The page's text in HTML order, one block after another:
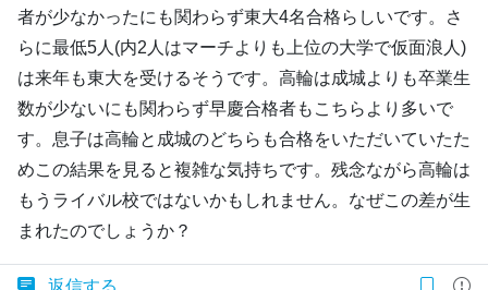
者が少なかったにも関わらず東大4名合格らしいです。さ
らに最低5人(内2人はマーチよりも上位の大学で仮面浪人)
は来年も東大を受けるそうです。高輪は成城よりも卒業生
数が少ないにも関わらず早慶合格者もこちらより多いで
す。息子は高輪と成城のどちらも合格をいただいていたた
めこの結果を見ると複雑な気持ちです。残念ながら高輪は
もうライバル校ではないかもしれません。なぜこの差が生
まれたのでしょうか？
返信する